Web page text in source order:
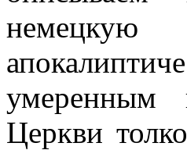
немецкую
умеренным
Церкви